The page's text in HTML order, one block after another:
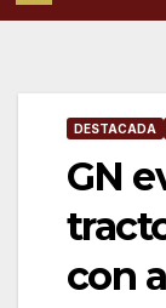
DESTACADA
GN
con